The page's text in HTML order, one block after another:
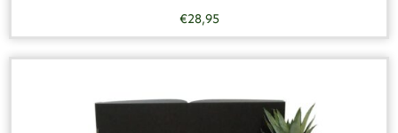
€28,95